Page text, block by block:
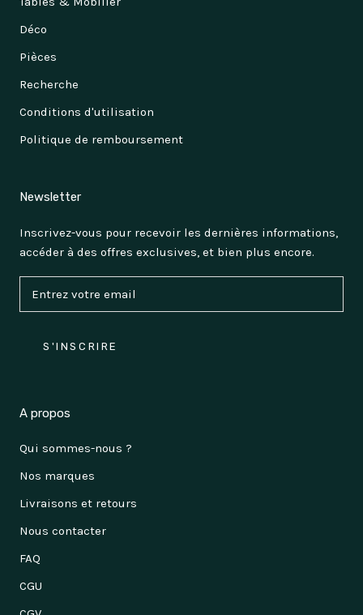
Déco
Pièces
Recherche
Conditions d'utilisation
Politique de remboursement
Newsletter
Inscrivez-vous pour recevoir les dernières informations,
accéder à des offres exclusives, et bien plus encore.
S'INSCRIRE
A propos
Qui sommes-nous ?
Nos marques
Livraisons et retours
Nous contacter
FAQ
CGU